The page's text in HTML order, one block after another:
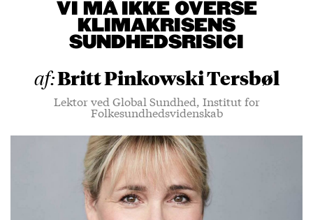
VI MÅ IKKE OVERSE
KLIMAKRISENS
SUNDHEDSRISICI
af:Britt Pinkowski Tersbøl
Lektor ved Global Sundhed, Institut for
Folkesundhedsvidenskab